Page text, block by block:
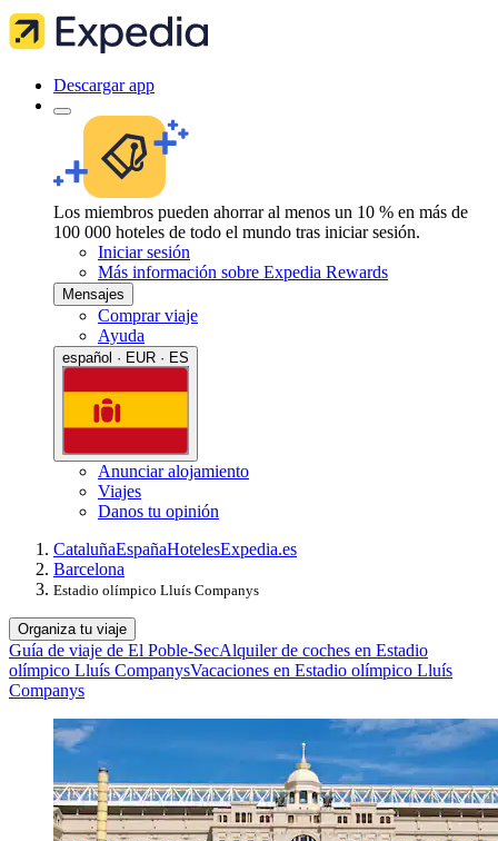
Descargar app
Los miembros pueden ahorrar al menos un 10 % en más de
100 000 hoteles de todo el mundo tras iniciar sesión.
Iniciar sesión
Más información sobre Expedia Rewards
Mensajes
Comprar viaje
Ayuda
español · EUR · ES
Anunciar alojamiento
Viajes
Danos tu opinión
CataluñaEspañaHotelesExpedia.es
Barcelona
Estadio olímpico Lluís Companys
Organiza tu viaje
Guía de viaje de El Poble-SecAlquiler de coches en Estadio
olímpico Lluís CompanysVacaciones en Estadio olímpico Lluís
Companys